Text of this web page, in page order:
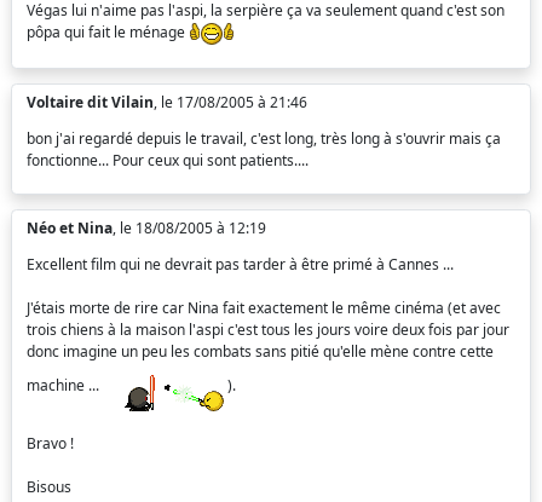
Végas lui n'aime pas l'aspi, la serpière ça va seulement quand c'est son
pôpa qui fait le ménage
Voltaire dit Vilain, le 17/08/2005 à 21:46
bon j'ai regardé depuis le travail, c'est long, très long à s'ouvrir mais ça
fonctionne... Pour ceux qui sont patients....
Néo et Nina, le 18/08/2005 à 12:19
Excellent film qui ne devrait pas tarder à être primé à Cannes ...
J'étais morte de rire car Nina fait exactement le même cinéma (et avec
trois chiens à la maison l'aspi c'est tous les jours voire deux fois par jour
donc imagine un peu les combats sans pitié qu'elle mène contre cette
machine ...
).
Bravo !
Bisous